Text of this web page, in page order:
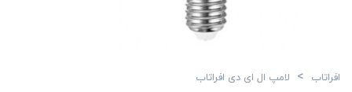
افراتاب > لامپ ال ای دی افراتاب